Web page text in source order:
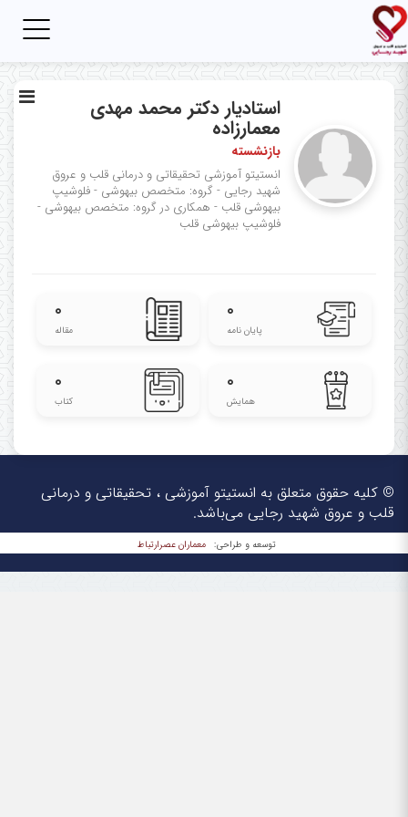
استادیار دکتر محمد مهدی
معمارزاده
بازنشسته
انستیتو آموزشی تحقیقاتی و درمانی قلب و عروق
شهید رجایی - گروه: متخصص بیهوشی - فلوشیپ
بیهوشی قلب - همکاری در گروه: متخصص بیهوشی -
فلوشیپ بیهوشی قلب
۰
پایان نامه
۰
مقاله
۰
همایش
۰
کتاب
© کلیه حقوق متعلق به انستیتو آموزشی ، تحقیقاتی و درمانی
قلب و عروق شهید رجایی می‌باشد.
توسعه و طراحی: معماران عصر‌ارتباط